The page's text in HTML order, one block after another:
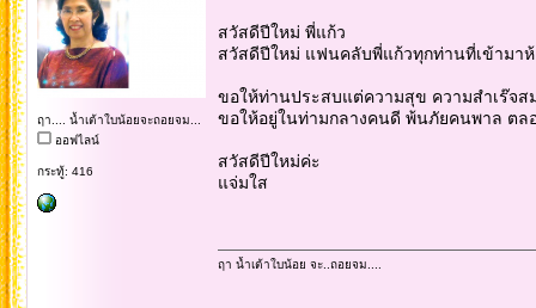
ฤา.... น้ำเต้าใบน้อยจะถอยจม...
ออฟไลน์
กระทู้: 416
สวัสดีปีใหม่ พี่แก้ว
สวัสดีปีใหม่ แฟนคลับพี่แก้วทุกท่านที่เข้ามา
ขอให้ท่านประสบแต่ความสุข ความสำเร๊จ
ขอให้อยู่ในท่ามกลางคนดี พ้นภัยคนพาล ตล
สวัสดีปีใหม่ค่ะ
แจ่มใส
ฤา น้ำเต้าใบน้อย จะ..ถอยจม....